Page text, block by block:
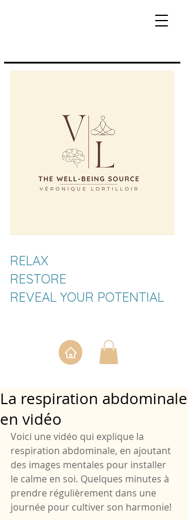
RELAX
RESTORE
REVEAL YOUR POTENTIAL
La respiration abdominale
en vidéo
Voici une vidéo qui explique la
respiration abdominale, en ajoutant
des images mentales pour installer
le calme en soi. Quelques minutes à
prendre régulièrement dans une
journée pour cultiver son harmonie!